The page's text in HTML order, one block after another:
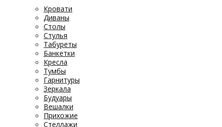
Кровати
Диваны
Столы
Стулья
Табуреты
Банкетки
Кресла
Тумбы
Гарнитуры
Зеркала
Будуары
Вешалки
Прихожие
Стеллажи